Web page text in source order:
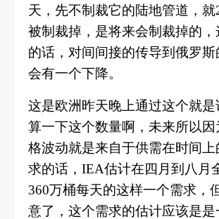
天，先不制裁它的陆地管道，就
被制裁掉，是将来会制裁掉的
的话，对间间接的传导到俄罗
会有一个下降。
这是欧洲昨天晚上通过这个就是
算一下这个数量啊，未来所以因
格波动就是来自于供需在时间上
求的话， IEA估计在四月到八月
360万桶每天的这样一个需求，
意了，这个需求的估计应该是是